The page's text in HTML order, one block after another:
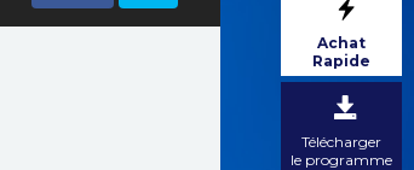
Achat
Rapide
Télécharger
le programme